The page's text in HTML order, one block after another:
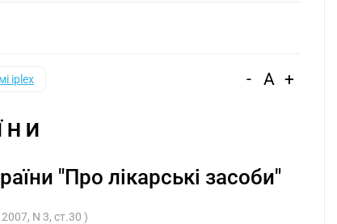
iplex - A +
Н И
"Про лікарські засоби"
N 3, ст.30 )